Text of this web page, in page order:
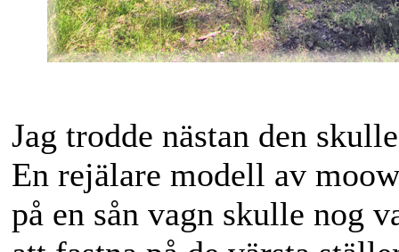
Jag trodde nästan den
En rejälare modell av
på en sån vagn skulle nog